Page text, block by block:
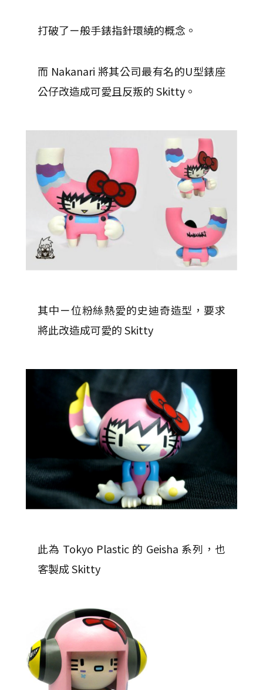
打破了ㄧ般手錶指針環繞的概念。
而 Nakanari 將其公司最有名的U型錶座
公仔改造成可愛且反叛的 Skitty。
其中ㄧ位粉絲熱愛的史迪奇造型，要求
將此改造成可愛的 Skitty
此為 Tokyo Plastic 的 Geisha 系列，也
客製成 Skitty